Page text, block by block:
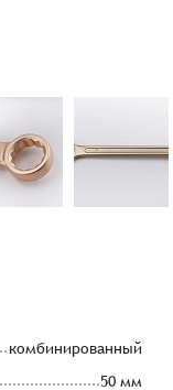
комбинированный
50 мм